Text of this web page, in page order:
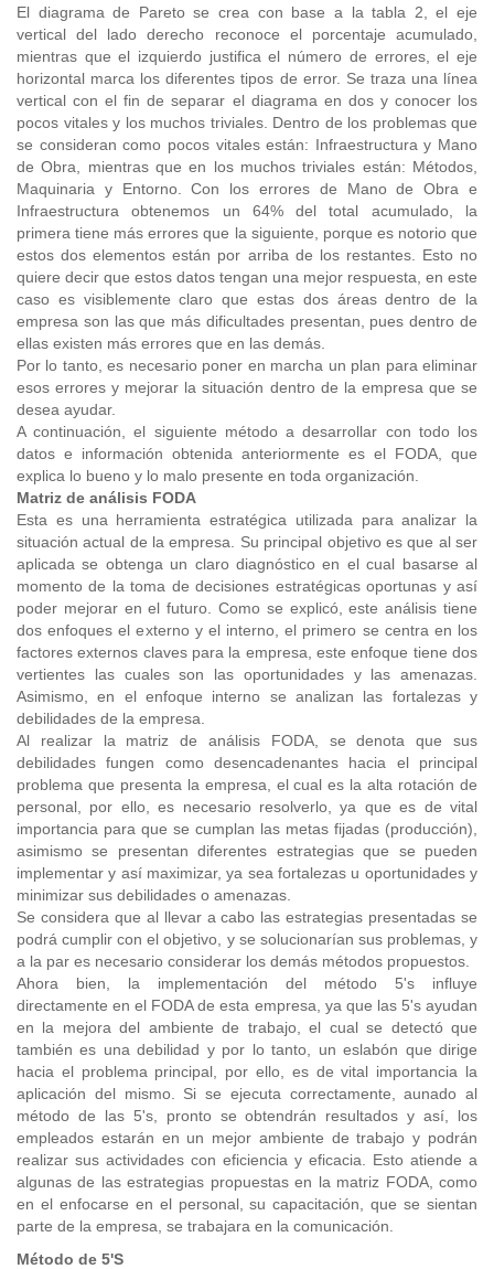
El diagrama de Pareto se crea con base a la tabla 2, el eje
vertical del lado derecho reconoce el porcentaje acumulado,
mientras que el izquierdo justifica el número de errores, el eje
horizontal marca los diferentes tipos de error. Se traza una línea
vertical con el fin de separar el diagrama en dos y conocer los
pocos vitales y los muchos triviales. Dentro de los problemas que
se consideran como pocos vitales están: Infraestructura y Mano
de Obra, mientras que en los muchos triviales están: Métodos,
Maquinaria y Entorno. Con los errores de Mano de Obra e
Infraestructura obtenemos un 64% del total acumulado, la
primera tiene más errores que la siguiente, porque es notorio que
estos dos elementos están por arriba de los restantes. Esto no
quiere decir que estos datos tengan una mejor respuesta, en este
caso es visiblemente claro que estas dos áreas dentro de la
empresa son las que más dificultades presentan, pues dentro de
ellas existen más errores que en las demás.
Por lo tanto, es necesario poner en marcha un plan para eliminar
esos errores y mejorar la situación dentro de la empresa que se
desea ayudar.
A continuación, el siguiente método a desarrollar con todo los
datos e información obtenida anteriormente es el FODA, que
explica lo bueno y lo malo presente en toda organización.
Matriz de análisis FODA
Esta es una herramienta estratégica utilizada para analizar la
situación actual de la empresa. Su principal objetivo es que al ser
aplicada se obtenga un claro diagnóstico en el cual basarse al
momento de la toma de decisiones estratégicas oportunas y así
poder mejorar en el futuro. Como se explicó, este análisis tiene
dos enfoques el externo y el interno, el primero se centra en los
factores externos claves para la empresa, este enfoque tiene dos
vertientes las cuales son las oportunidades y las amenazas.
Asimismo, en el enfoque interno se analizan las fortalezas y
debilidades de la empresa.
Al realizar la matriz de análisis FODA, se denota que sus
debilidades fungen como desencadenantes hacia el principal
problema que presenta la empresa, el cual es la alta rotación de
personal, por ello, es necesario resolverlo, ya que es de vital
importancia para que se cumplan las metas fijadas (producción),
asimismo se presentan diferentes estrategias que se pueden
implementar y así maximizar, ya sea fortalezas u oportunidades y
minimizar sus debilidades o amenazas.
Se considera que al llevar a cabo las estrategias presentadas se
podrá cumplir con el objetivo, y se solucionarían sus problemas, y
a la par es necesario considerar los demás métodos propuestos.
Ahora bien, la implementación del método 5's influye
directamente en el FODA de esta empresa, ya que las 5's ayudan
en la mejora del ambiente de trabajo, el cual se detectó que
también es una debilidad y por lo tanto, un eslabón que dirige
hacia el problema principal, por ello, es de vital importancia la
aplicación del mismo. Si se ejecuta correctamente, aunado al
método de las 5's, pronto se obtendrán resultados y así, los
empleados estarán en un mejor ambiente de trabajo y podrán
realizar sus actividades con eficiencia y eficacia. Esto atiende a
algunas de las estrategias propuestas en la matriz FODA, como
en el enfocarse en el personal, su capacitación, que se sientan
parte de la empresa, se trabajara en la comunicación.
Método de 5'S